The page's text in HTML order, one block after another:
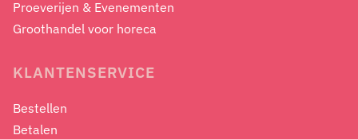
Proeverijen & Evenementen
Groothandel voor horeca
KLANTENSERVICE
Bestellen
Betalen